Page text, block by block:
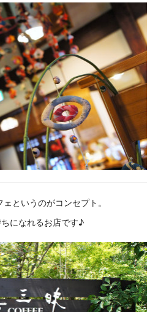
というのがコンセプト。
になれるお店です♪